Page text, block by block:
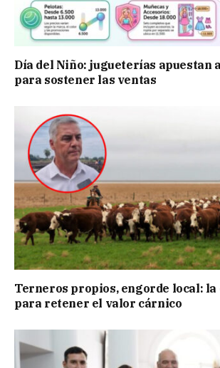
Día del Niño: jugueterías apuestan
para sostener las ventas
Terneros propios, engorde local:
para retener el valor cárnico